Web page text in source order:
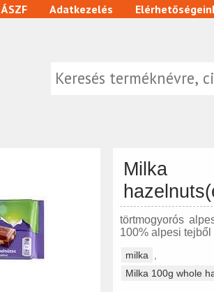
ÁSZF Adatkezelés
törtmogyorós
100% alpesi
milka
Milka 100g whole